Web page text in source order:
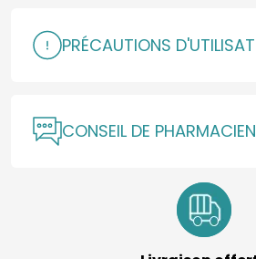
PRÉCAUTIONS
CONSEIL DE PHARMACIEN